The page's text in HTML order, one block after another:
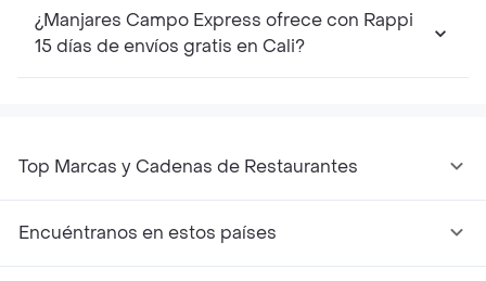
¿Manjares Campo Express ofrece con Rappi
15 días de envíos gratis en Cali?
Top Marcas y Cadenas de Restaurantes
Encuéntranos en estos países